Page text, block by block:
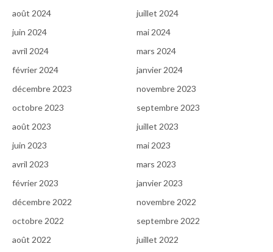
août 2024
juillet 2024
juin 2024
mai 2024
avril 2024
mars 2024
février 2024
janvier 2024
décembre 2023
novembre 2023
octobre 2023
septembre 2023
août 2023
juillet 2023
juin 2023
mai 2023
avril 2023
mars 2023
février 2023
janvier 2023
décembre 2022
novembre 2022
octobre 2022
septembre 2022
août 2022
juillet 2022